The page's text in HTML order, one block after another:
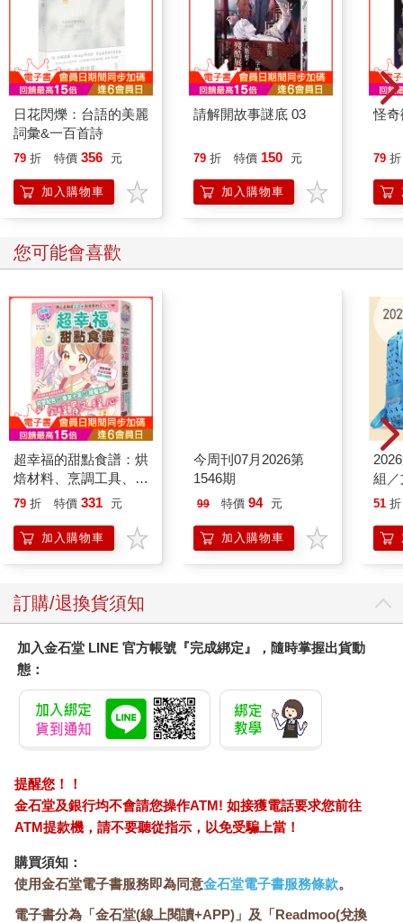
日花閃爍：台語的美麗
詞彙&一百首詩
79 折 特價 356 元
加入購物車
請解開故事謎底 03
79 折 特價 150 元
加入購物車
怪
79 折
您可能會喜歡
超幸福的甜點食譜：烘
焙材料、烹調工具、可
愛配色【閃亮女孩6】
79 折 特價 331 元
加入購物車
今周刊07月2026第
1546期
99 特價 94 元
加入購物車
組
51 折
訂購/退換貨須知
加入金石堂 LINE 官方帳號『完成綁定』，隨時掌握出貨動
態：
提醒您！！
金石堂及銀行均不會請您操作ATM! 如接獲電話要求您前往
ATM提款機，請不要聽從指示，以免受騙上當！
購買須知：
使用金石堂電子書服務即為同意金石堂電子書服務條款。
電子書分為「金石堂(線上閱讀+APP)」及「Readmoo(兌換